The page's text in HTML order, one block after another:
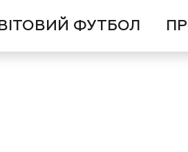
ФУТБОЛ